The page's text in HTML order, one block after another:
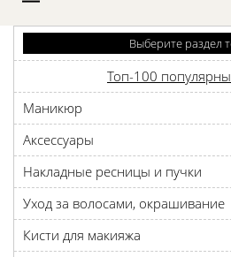
D
Выберите раздел
Топ-100
Маникюр
Аксессуары
Накладные ресницы и пучки
Уход за волосами, окрашивание
Кисти для макияжа